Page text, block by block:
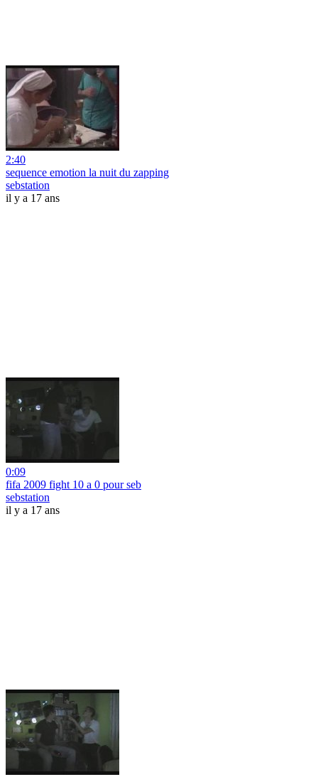
2:40
sequence emotion la nuit du zapping
sebstation
il y a 17 ans
0:09
fifa 2009 fight 10 a 0 pour seb
sebstation
il y a 17 ans